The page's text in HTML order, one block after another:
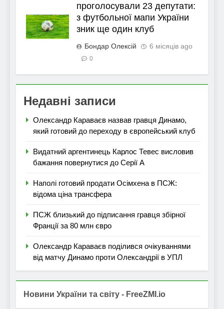
проголосували 23 депутати:
з футбольної мапи України
зник ще один клуб
Бондар Олексій 6 місяців ago
0
Недавні записи
Олександр Караваєв назвав гравця Динамо,
який готовий до переходу в європейський клуб
Видатний аргентинець Карлос Тевес висловив
бажання повернутися до Серії А
Наполі готовий продати Осімхена в ПСЖ:
відома ціна трансфера
ПСЖ близький до підписання гравця збірної
Франції за 80 млн євро
Олександр Караваєв поділився очікуваннями
від матчу Динамо проти Олександрії в УПЛ
Новини України та світу - FreeZMI.io